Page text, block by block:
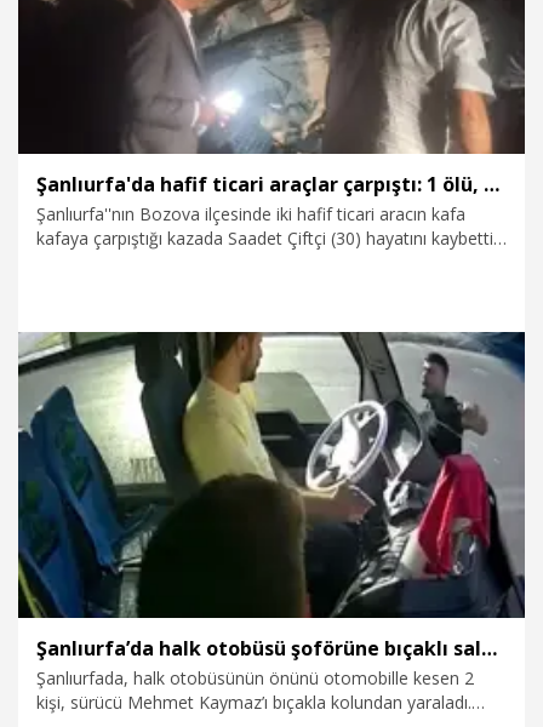
Şanlıurfa'da hafif ticari araçlar çarpıştı: 1 ölü, 5 yaralı
Şanlıurfa''nın Bozova ilçesinde iki hafif ticari aracın kafa
kafaya çarpıştığı kazada Saadet Çiftçi (30) hayatını kaybetti,
24.09.2025 Gündem
Şanlıurfa’da halk otobüsü şoförüne bıçaklı saldırı kamerada
Şanlıurfada, halk otobüsünün önünü otomobille kesen 2
kişi, sürücü Mehmet Kaymaz’ı bıçakla kolundan yaraladı.